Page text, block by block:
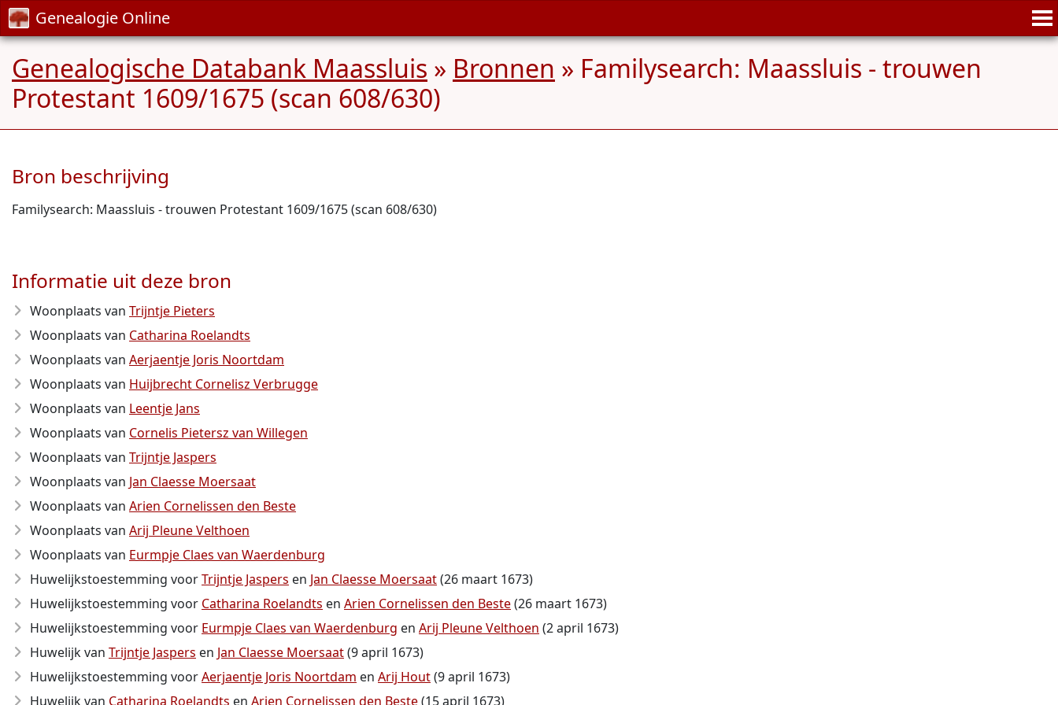
Genealogie Online
Genealogische Databank Maassluis » Bronnen » Familysearch: Maassluis - trouwen
Protestant 1609/1675 (scan 608/630)
Bron beschrijving
Familysearch: Maassluis - trouwen Protestant 1609/1675 (scan 608/630)
Informatie uit deze bron
Woonplaats van Trijntje Pieters
Woonplaats van Catharina Roelandts
Woonplaats van Aerjaentje Joris Noortdam
Woonplaats van Huijbrecht Cornelisz Verbrugge
Woonplaats van Leentje Jans
Woonplaats van Cornelis Pietersz van Willegen
Woonplaats van Trijntje Jaspers
Woonplaats van Jan Claesse Moersaat
Woonplaats van Arien Cornelissen den Beste
Woonplaats van Arij Pleune Velthoen
Woonplaats van Eurmpje Claes van Waerdenburg
Huwelijkstoestemming voorTrijntje Jaspers en Jan Claesse Moersaat(26 maart 1673)
Huwelijkstoestemming voor Catharina Roelandts en Arien Cornelissen den Beste(26 maart 1673)
Huwelijkstoestemming voor Eurmpje Claes van Waerdenburg en Arij Pleune Velthoen (2 april 1673)
Huwelijk van Trijntje Jaspers en Jan Claesse Moersaat(9 april 1673)
Huwelijkstoestemming voorAerjaentje Joris Noortdam en Arij Hout(9 april 1673)
Huwelijk van Catharina Roelandts en Arien Cornelissen den Beste(15 april 1673)